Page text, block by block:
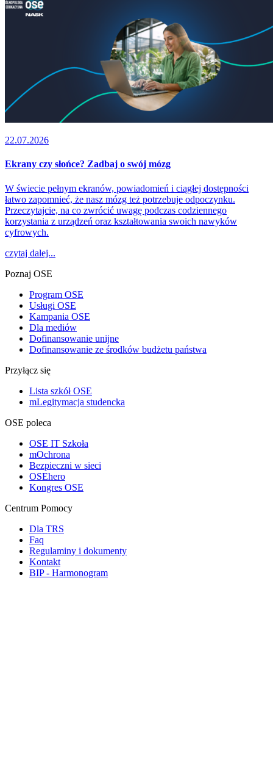
22.07.2026
Ekrany czy słońce? Zadbaj o swój mózg
W świecie pełnym ekranów, powiadomień i ciągłej dostępności
łatwo zapomnieć, że nasz mózg też potrzebuje odpoczynku.
Przeczytajcie, na co zwrócić uwagę podczas codziennego
korzystania z urządzeń oraz kształtowania swoich nawyków
cyfrowych.
czytaj dalej...
Poznaj OSE
Program OSE
Usługi OSE
Kampania OSE
Dla mediów
Dofinansowanie unijne
Dofinansowanie ze środków budżetu państwa
Przyłącz się
Lista szkół OSE
mLegitymacja studencka
OSE poleca
OSE IT Szkoła
mOchrona
Bezpieczni w sieci
OSEhero
Kongres OSE
Centrum Pomocy
Dla TRS
Faq
Regulaminy i dokumenty
Kontakt
BIP - Harmonogram